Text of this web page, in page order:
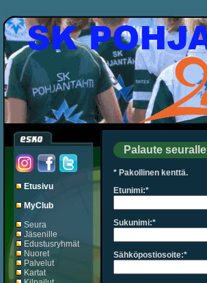
Etusivu
MyClub
Seura
Jäsenille
Edustusryhmät
Nuoret
Palvelut
Kartat
Palaute seuralle
* Pakollinen kenttä.
Etunimi:*
Sukunimi:*
Sähköpostiosoite:*